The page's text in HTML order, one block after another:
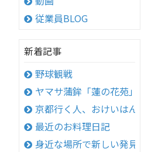
従業員BLOG
新着記事
野球観戦
ヤマサ蒲鉾「蓮の花苑」へ
京都行く人、おけいはん
最近のお料理日記
身近な場所で新しい発見！